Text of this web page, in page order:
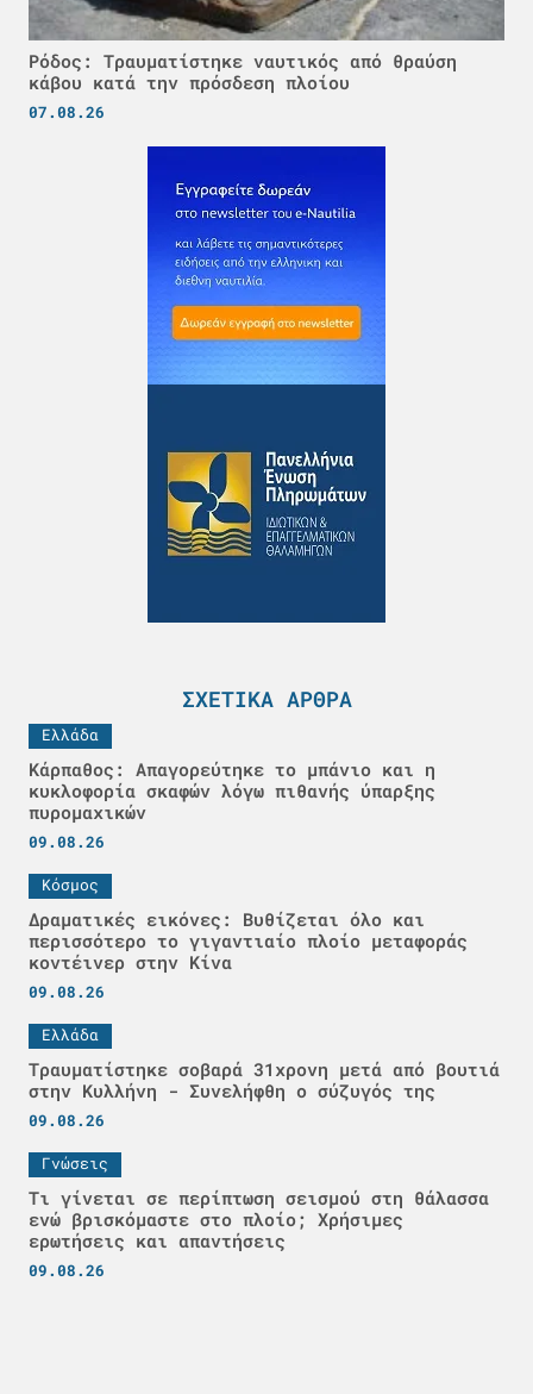
Ρόδος: Τραυματίστηκε ναυτικός από θραύση
κάβου κατά την πρόσδεση πλοίου
07.08.26
ΣΧΕΤΙΚΆ ΆΡΘΡΑ
Ελλάδα
Κάρπαθος: Απαγορεύτηκε το μπάνιο και η
κυκλοφορία σκαφών λόγω πιθανής ύπαρξης
πυρομαχικών
09.08.26
Κόσμος
Δραματικές εικόνες: Βυθίζεται όλο και
περισσότερο το γιγαντιαίο πλοίο μεταφοράς
κοντέινερ στην Κίνα
09.08.26
Ελλάδα
Τραυματίστηκε σοβαρά 31χρονη μετά από βουτιά
στην Κυλλήνη - Συνελήφθη ο σύζυγός της
09.08.26
Γνώσεις
Τι γίνεται σε περίπτωση σεισμού στη θάλασσα
ενώ βρισκόμαστε στο πλοίο; Χρήσιμες
ερωτήσεις και απαντήσεις
09.08.26